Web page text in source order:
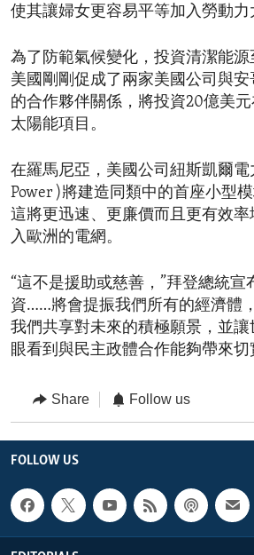
使其讓婦女更容易平等加入勞動力
為了防範氣候變化，投資清潔能源
美國剛剛促成了兩家美國公司與
的合作夥伴關係，將投資20億美
太陽能項目。
在羅馬尼亞，美國公司紐斯凱爾電
Power )將建造同類中的首座小型
這將更迅速、更廉價而且更有效
入歐洲的電網。
“這不是援助或慈善，”拜登總統宣
資……將會提振我們所有的經濟體
我們共享對未來的積極願景，並
眼看到與民主政體合作能夠帶來切
Share Follow us
FOLLOW US